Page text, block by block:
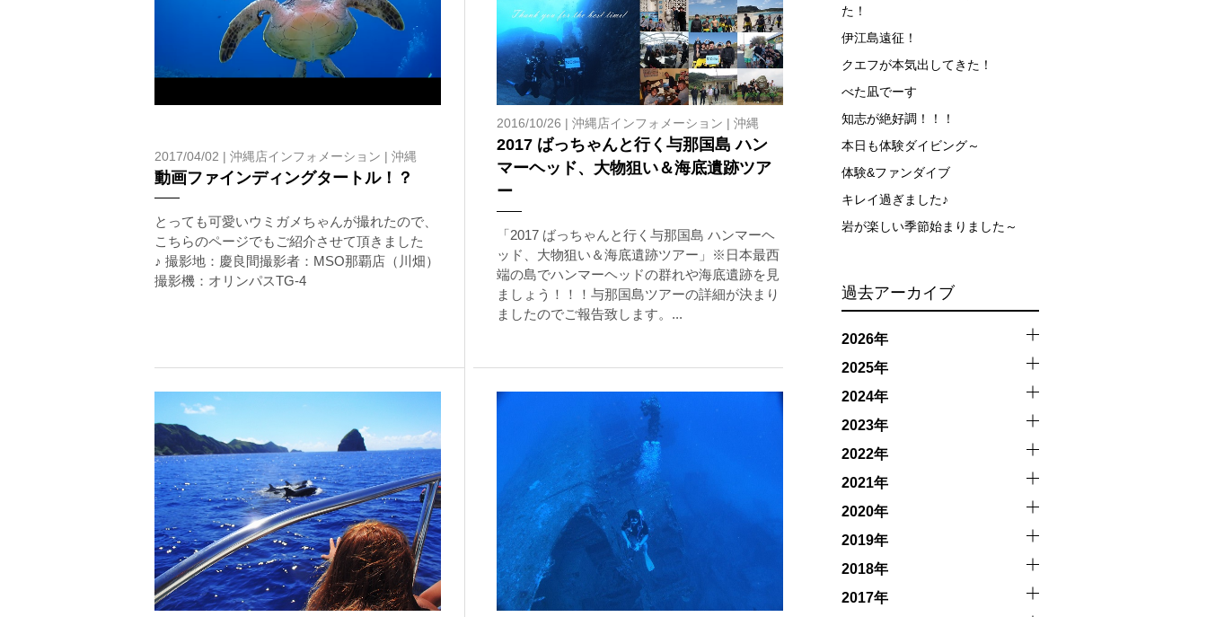
2017/04/02 | 沖縄店インフォメーション | 沖縄
動画ファインディングタートル！？
とっても可愛いウミガメちゃんが撮れたので、
こちらのページでもご紹介させて頂きました
♪ 撮影地：慶良間撮影者：MSO那覇店（川畑）
撮影機：オリンパスTG-4
2016/10/26 | 沖縄店インフォメーション | 沖縄
2017 ばっちゃんと行く与那国島 ハン
マーヘッド、大物狙い＆海底遺跡ツア
ー
「2017 ばっちゃんと行く与那国島 ハンマーヘ
ッド、大物狙い＆海底遺跡ツアー」※日本最西
端の島でハンマーヘッドの群れや海底遺跡を見
ましょう！！！与那国島ツアーの詳細が決まり
ましたのでご報告致します。...
た！
伊江島遠征！
クエフが本気出してきた！
べた凪でーす
知志が絶好調！！！
本日も体験ダイビング～
体験&ファンダイブ
キレイ過ぎました♪
岩が楽しい季節始まりました～
過去アーカイブ
2026年
2025年
2024年
2023年
2022年
2021年
2020年
2019年
2018年
2017年
ツアー当日は、ゲストの安全を最優先とし、可能な限りスイムが実施できるよう努めます。しかし、万が一海にエントリーできなかった場合や、クジラを発見できなかった場合でも返
金はいたしませんので、あらかじめご了承ください。
沖縄の1月～3月は、季節的に海が穏やかな日は多くありません。そのため、多少の波やうねりがある中でスノーケリングを行う場合が多くなります。泳力や体力に自信のない方、また
船酔いしやすい方は、ご自身で事前に十分な対策をお願いいたします。
ツアー中に、スノーケリングやスキンダイビングの技術が本ツアーに参加できるレベルに達していないと判断した場合には、参加をお断りする場合があります。スキンダイビングの経
験が浅い方については、条件付きでのご案内となる場合があります。その際のご返金には応じかねますので、あらかじめご了承ください。これまでの経験については当日ご申告いただ
7.器材やスーツのレンタル
ホエールスイム参加時に使用する器材やスーツのレンタルをご希望の方は、事前にお申し出ください。
承諾しました。
ホエールスイムは、通常のスノーケリングやスキンダイビングに伴う危険に加え、予測不能なクジラの行動や、クジラとの接触によってトラブルが発生する可能性があります。さらに、
流れのある海上で、船上からエントリーやエキジットを行う際にもトラブルが生じる可能性があります。そして、これらを要因として傷害や損害が発生する場合があります。またホエー
ルスイムでは、これら以外にも想定できないトラブルが発生する可能性があります。
参加者はこれらのリスクを理解し、傷害や損害につながった場合、またはその他いかなる理由があっても、当ツアー開催主催者とガイド、船舶の保有者及び船長に対して損害賠償を請求
承諾しました。
上記承諾ください。